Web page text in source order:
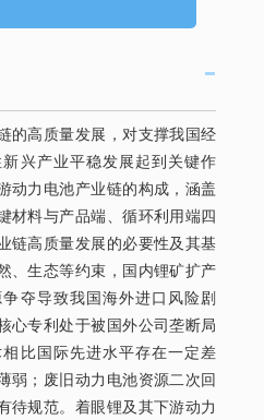
的高质量发展，对支撑我国经
兴产业平稳发展起到关键作
动力电池产业链的构成，涵盖
材料与产品端、循环利用端四
链高质量发展的必要性及其基
、生态等约束，国内锂矿扩产
夺导致我国海外进口风险剧
心专利处于被国外公司垄断局
比国际先进水平存在一定差
弱；废旧动力电池资源二次回
待规范。着眼锂及其下游动力